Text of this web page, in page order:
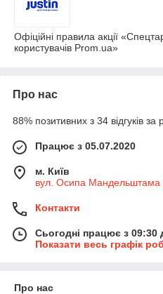
Офіційні правила акції
користувачів Prom.ua»
Про нас
88% позитивних з 34 відгуків за
Працює з 05.07.2020
м. Київ
вул. Осипа Мандельштама
Контакти
Сьогодні працює з 09:30
Показати весь графік
Про нас